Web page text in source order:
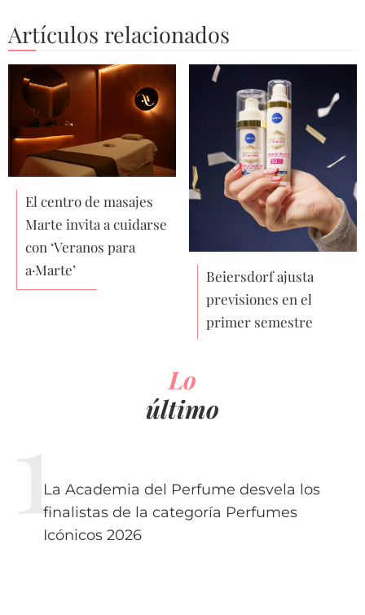
Artículos relacionados
El centro de masajes
Marte invita a cuidarse
con ‘Veranos para
a·Marte’
Beiersdorf ajusta
previsiones en el
primer semestre
Lo
último
La Academia del Perfume desvela los
finalistas de la categoría Perfumes
Icónicos 2026